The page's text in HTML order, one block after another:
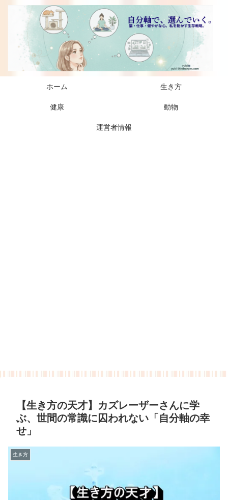
ホーム 生き方
健康 動物
運営者情報
【生き方の天才】カズレーザーさんに学
ぶ、世間の常識に囚われない「自分軸の幸
せ」
生き方